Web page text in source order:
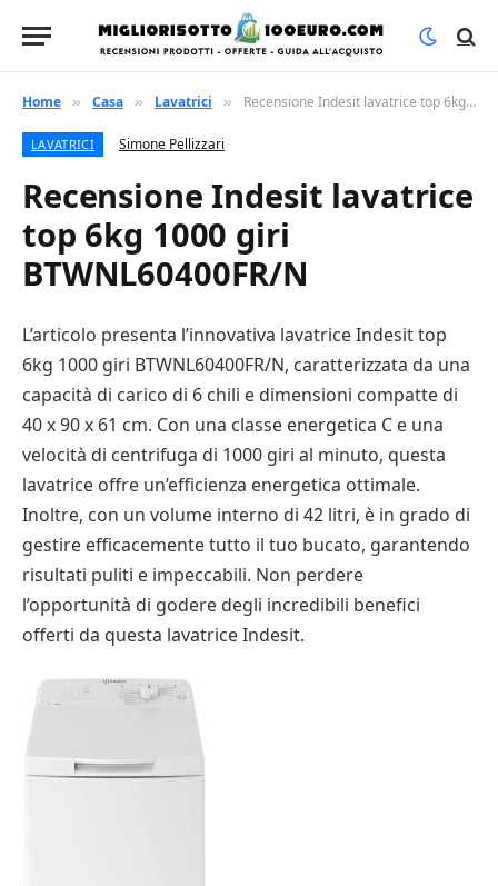
Home » Casa » Lavatrici » Recensione Indesit lavatrice top 6kg 1000 giri BTWNL60400FR/N
LAVATRICI Simone Pellizzari
Recensione Indesit lavatrice
top 6kg 1000 giri
BTWNL60400FR/N
L’articolo presenta l’innovativa lavatrice Indesit top
6kg 1000 giri BTWNL60400FR/N, caratterizzata da una
capacità di carico di 6 chili e dimensioni compatte di
40 x 90 x 61 cm. Con una classe energetica C e una
velocità di centrifuga di 1000 giri al minuto, questa
lavatrice offre un’efficienza energetica ottimale.
Inoltre, con un volume interno di 42 litri, è in grado di
gestire efficacemente tutto il tuo bucato, garantendo
risultati puliti e impeccabili. Non perdere
l’opportunità di godere degli incredibili benefici
offerti da questa lavatrice Indesit.